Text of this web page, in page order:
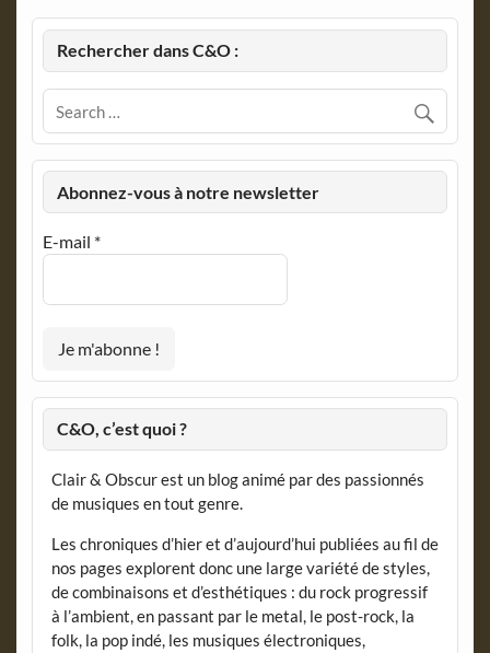
Rechercher dans C&O :
Abonnez-vous à notre newsletter
E-mail *
C&O, c’est quoi ?
Clair & Obscur est un blog animé par des passionnés
de musiques en tout genre.
Les chroniques d’hier et d’aujourd’hui publiées au fil de
nos pages explorent donc une large variété de styles,
de combinaisons et d’esthétiques : du rock progressif
à l’ambient, en passant par le metal, le post-rock, la
folk, la pop indé, les musiques électroniques,